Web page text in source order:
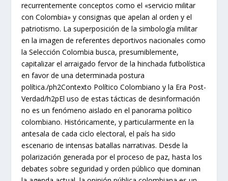
recurrentemente conceptos como el «servicio militar
con Colombia» y consignas que apelan al orden y el
patriotismo. La superposición de la simbología militar
en la imagen de referentes deportivos nacionales como
la Selección Colombia busca, presumiblemente,
capitalizar el arraigado fervor de la hinchada futbolística
en favor de una determinada postura
política./ph2Contexto Político Colombiano y la Era Post-
Verdad/h2pEl uso de estas tácticas de desinformación
no es un fenómeno aislado en el panorama político
colombiano. Históricamente, y particularmente en la
antesala de cada ciclo electoral, el país ha sido
escenario de intensas batallas narrativas. Desde la
polarización generada por el proceso de paz, hasta los
debates sobre seguridad y orden público que dominan